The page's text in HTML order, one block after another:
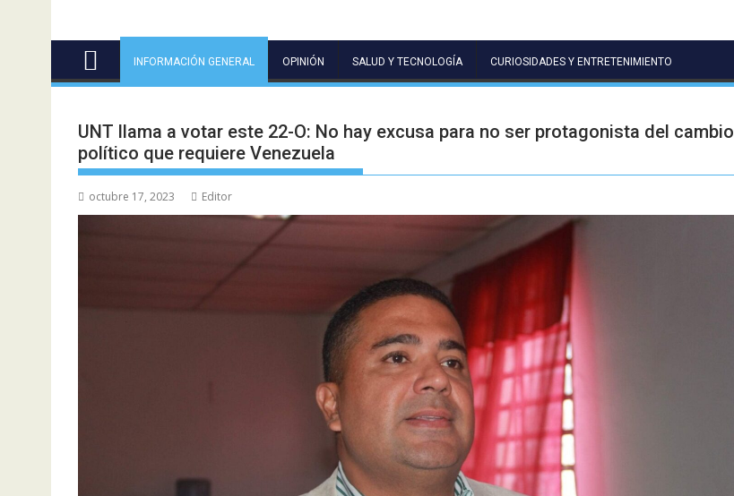
INFORMACIÓN GENERAL OPINIÓN SALUD Y TECNOLOGÍA CURIOSIDADES Y ENTRETENIMIENTO
UNT llama a votar este 22-O: No hay excusa para no ser protagonista del cambio
político que requiere Venezuela
octubre 17, 2023 Editor